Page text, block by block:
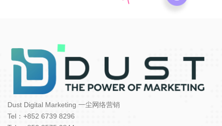
Dust Digital Marketing 一尘网络营销
Tel：+852 6739 8296